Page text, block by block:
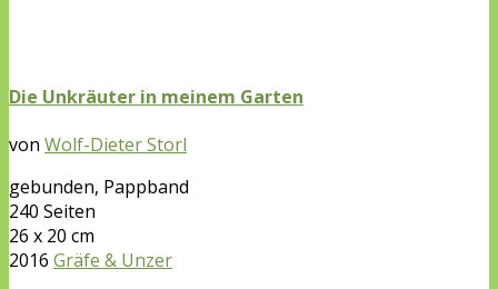
Die Unkräuter in meinem Garten
von Wolf-Dieter Storl
gebunden, Pappband
240 Seiten
26 x 20 cm
2016 Gräfe & Unzer